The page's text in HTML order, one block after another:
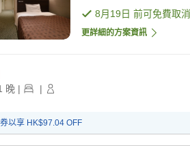
8月19日 前可免費取消
更詳細的方案資訊
晚 | |
以享 HK$97.04 OFF